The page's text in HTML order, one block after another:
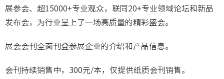
展参会、超15000+专业观众，联同20+专业领域论坛和新品
发布会，为行业呈上了一场高质量的精彩盛会。
展会会刊全面刊登参展企业的介绍和产品信息。
会刊持续销售中，300元/本，仅提供纸质会刊销售。